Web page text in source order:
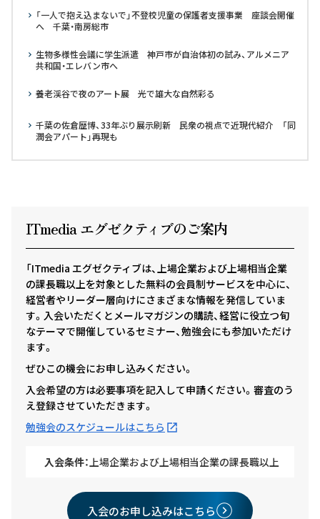
「一人で抱え込まないで」不登校児童の保護者支援事業 座談会開催
へ 千葉・南房総市
生物多様性会議に学生派遣 神戸市が自治体初の試み、アルメニア
共和国・エレバン市へ
養老渓谷で夜のアート展 光で雄大な自然彩る
千葉の佐倉歴博、33年ぶり展示刷新 民衆の視点で近現代紹介 「同
潤会アパート」再現も
ITmedia エグゼクティ ブのご案内
「ITmedia エグゼクティブは、上場企業および上場相当企業
の課長職以上を対象とした無料の会員制サービスを中心に、
経営者やリーダー層向けにさまざまな情報を発信していま
す。入会いただくとメールマガジンの購読、経営に役立つ旬
なテーマで開催しているセミナー、勉強会にも参加いただけ
ます。
ぜひこの機会にお申し込みください。
入会希望の方は必要事項を記入して申請ください。審査のう
え登録させていただきます。
勉強会のスケジュールはこちら
入会条件：上場企業および上場相当企業の課長職以上
入会のお申し込みはこちら